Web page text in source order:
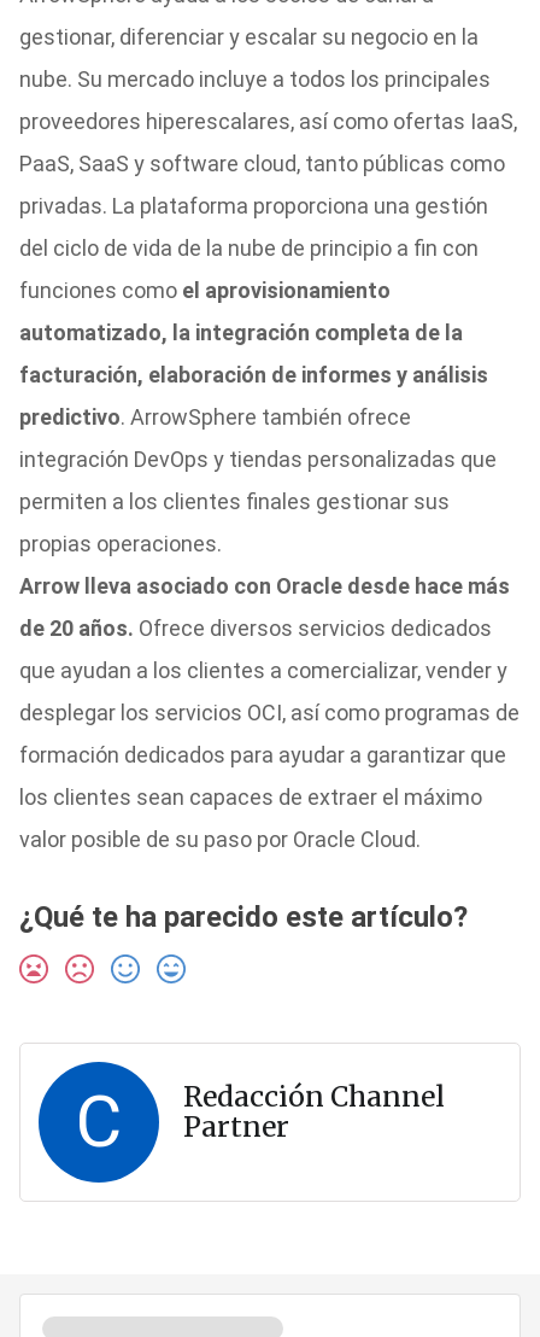
gestionar, diferenciar y escalar su negocio en la
nube. Su mercado incluye a todos los principales
proveedores hiperescalares, así como ofertas IaaS,
PaaS, SaaS y software cloud, tanto públicas como
privadas. La plataforma proporciona una gestión
del ciclo de vida de la nube de principio a fin con
funciones como el aprovisionamiento
automatizado, la integración completa de la
facturación, elaboración de informes y análisis
predictivo. ArrowSphere también ofrece
integración DevOps y tiendas personalizadas que
permiten a los clientes finales gestionar sus
propias operaciones.
Arrow lleva asociado con Oracle desde hace más
de 20 años. Ofrece diversos servicios dedicados
que ayudan a los clientes a comercializar, vender y
desplegar los servicios OCI, así como programas de
formación dedicados para ayudar a garantizar que
los clientes sean capaces de extraer el máximo
valor posible de su paso por Oracle Cloud.
¿Qué te ha parecido este artículo?
C
Redacción Channel
Partner